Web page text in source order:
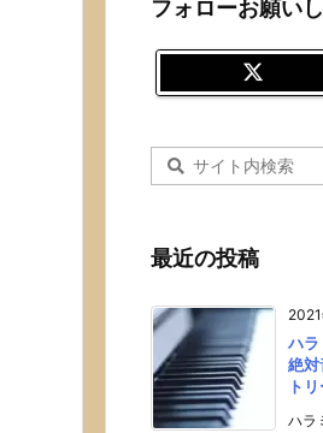
フォローお願い
最近の投稿
ハラ
絶対
ト
ハラ